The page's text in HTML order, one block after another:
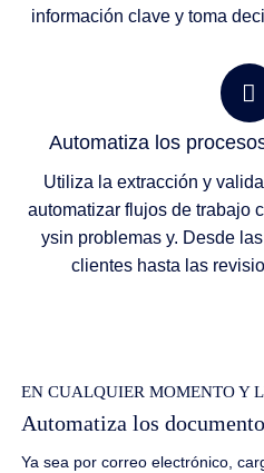
información clave y toma
Automatiza los
Utiliza la extracción y
automatizar flujos de trabajo
ysin problemas y. Desde
clientes hasta las
EN CUALQUIER MOMENTO Y
Automatiza los
Ya sea por correo electrónico,